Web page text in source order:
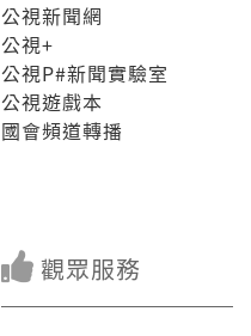
公視新聞網
公視+
公視P#新聞實驗室
公視遊戲本
國會頻道轉播
觀眾服務